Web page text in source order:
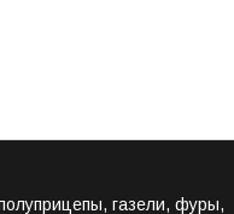
газели, фуры,